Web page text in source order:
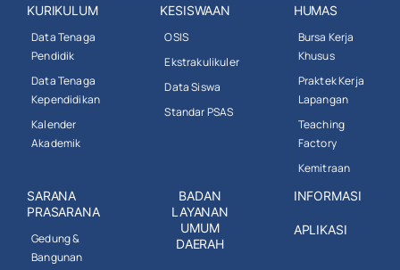
KURIKULUM
Data Tenaga
Pendidik
Data Tenaga
Kependidikan
Kalender
Akademik
KESISWAAN
OSIS
Ekstrakulikuler
Data Siswa
Standar PSAS
HUMAS
Bursa Kerja
Khusus
Praktek Kerja
Lapangan
Teaching
Factory
Kemitraan
SARANA
PRASARANA
Gedung &
Bangunan
BADAN
LAYANAN
UMUM
DAERAH
INFORMASI
APLIKASI